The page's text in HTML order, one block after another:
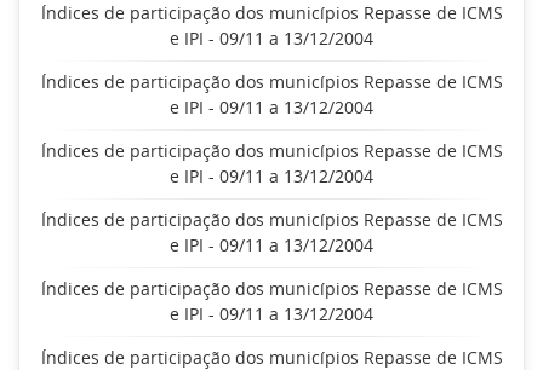
Índices de participação dos municípios Repasse de ICMS
e IPI - 09/11 a 13/12/2004
Índices de participação dos municípios Repasse de ICMS
e IPI - 09/11 a 13/12/2004
Índices de participação dos municípios Repasse de ICMS
e IPI - 09/11 a 13/12/2004
Índices de participação dos municípios Repasse de ICMS
e IPI - 09/11 a 13/12/2004
Índices de participação dos municípios Repasse de ICMS
e IPI - 09/11 a 13/12/2004
Índices de participação dos municípios Repasse de ICMS